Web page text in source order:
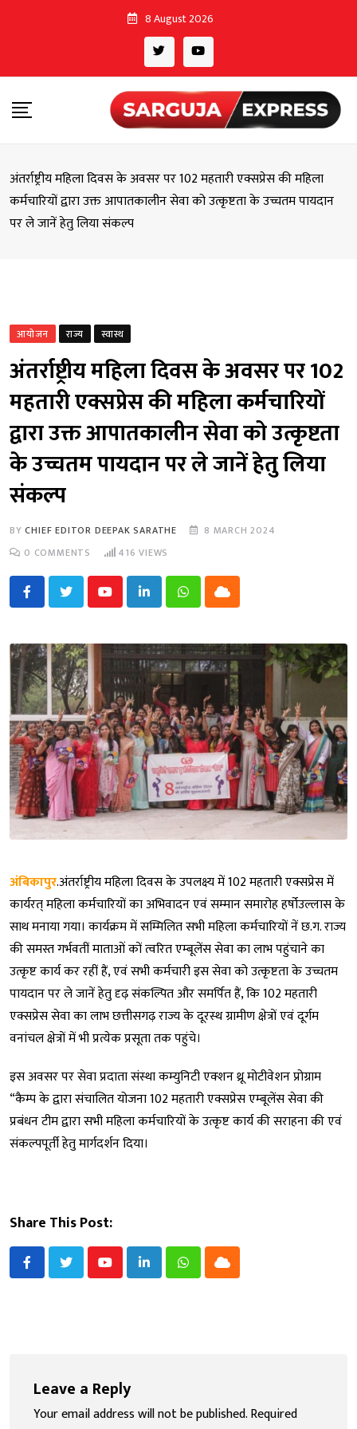
8 August 2026
अंतर्राष्ट्रीय महिला दिवस के अवसर पर 102 महतारी एक्सप्रेस की महिला
कर्मचारियों द्वारा उक्त आपातकालीन सेवा को उत्कृष्टता के उच्चतम पायदान
पर ले जानें हेतु लिया संकल्प
आयोजन राज्य स्वास्थ
अंतर्राष्ट्रीय महिला दिवस के अवसर पर 102
महतारी एक्सप्रेस की महिला कर्मचारियों
द्वारा उक्त आपातकालीन सेवा को उत्कृष्टता
के उच्चतम पायदान पर ले जानें हेतु लिया
संकल्प
BYCHIEF EDITOR DEEPAK SARATHE
8 MARCH 2024
0 COMMENTS 416 VIEWS
YoutubeLinkedInWhatsappCloud
अंबिकापुर.अंतर्राष्ट्रीय महिला दिवस के उपलक्ष्य में 102 महतारी एक्सप्रेस में
कार्यरत् महिला कर्मचारियों का अभिवादन एवं सम्मान समारोह हर्षोउल्लास के
साथ मनाया गया। कार्यक्रम में सम्मिलित सभी महिला कर्मचारियों नें छ.ग. राज्य
की समस्त गर्भवतीं माताओं कों त्वरित एम्बूलेंस सेवा का लाभ पहुंचाने का
उत्कृष्ट कार्य कर रहीं हैं, एवं सभी कर्मचारी इस सेवा को उत्कृष्टता के उच्चतम
पायदान पर ले जानें हेतु दृढ़ संकल्पित और समर्पित हैं, कि 102 महतारी
एक्सप्रेस सेवा का लाभ छत्तीसगढ़ राज्य के दूरस्थ ग्रामीण क्षेत्रों एवं दूर्गम
वनांचल क्षेत्रों में भी प्रत्येक प्रसूता तक पहुंचे।
इस अवसर पर सेवा प्रदाता संस्था कम्युनिटी एक्शन थ्रू मोटीवेशन प्रोग्राम
“कैम्प के द्वारा संचालित योजना 102 महतारी एक्सप्रेस एम्बूलेंस सेवा की
प्रबंधन टीम द्वारा सभी महिला कर्मचारियों के उत्कृष्ट कार्य की सराहना की एवं
संकल्पपूर्ती हेतु मार्गदर्शन दिया।
Share This Post:
YoutubeLinkedInWhatsappCloud
Leave a Reply
Your email address will not be published.Required